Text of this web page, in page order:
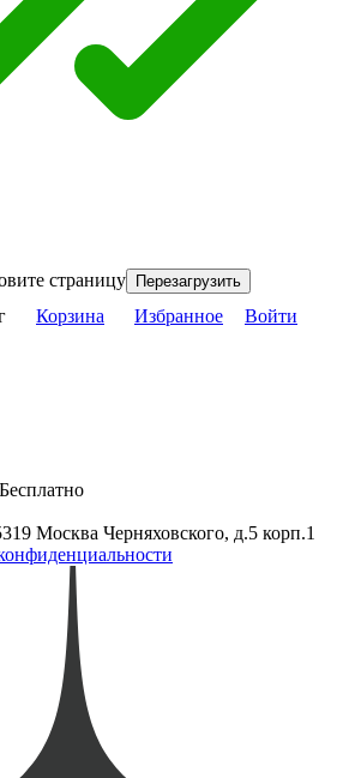
страницу Перезагрузить
Корзина Избранное Войти
Бесплатно
Москва Черняховского, д.5 корп.1